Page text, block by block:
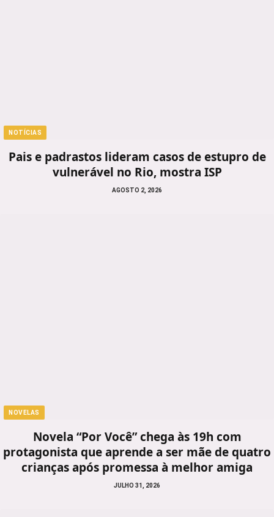
NOTÍCIAS
Pais e padrastos lideram casos de estupro de
vulnerável no Rio, mostra ISP
AGOSTO 2, 2026
NOVELAS
Novela “Por Você” chega às 19h com
protagonista que aprende a ser mãe de quatro
crianças após promessa à melhor amiga
JULHO 31, 2026